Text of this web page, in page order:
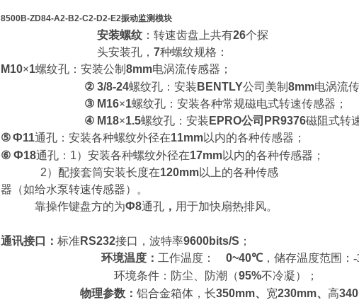
8500B-ZD84-A2-B2-C2-D2-E2振动监测模块
安装螺纹：转速齿盘上共有26个探
头安装孔， 7种螺纹规格：
M10×1螺纹孔：安装公制 8mm电涡流传感器；
② 3/8-24螺纹孔：安装 BENTLY公司美制 8mm电涡流
③M16×1螺纹孔：安装各种常规磁电式转速传感器；
④ M18×1.5螺纹孔：安装 EPRO公司 PR9376磁阻式转
⑤Ф11通孔：安装各种螺纹外径在11mm以内的各种传感器；
⑥ Ф18通孔： 1）安装各种螺纹外径在17mm以内的各种传感器；
2）配接套筒安装长度在120mm以上的各种传感
器（如给水泵转速传感器）。
靠操作键盘方的为Ф8通孔 ， 用于加快扇热排风。
通讯接口： 标准RS232接口，波特率9600bits/S ；
环境温度： 工作温度： 0~40℃ ，储存温度范围：
环境条件：防尘、防潮（95%不冷凝）；
物理参数： 铝合金箱体，长350mm、 宽230mm、 高